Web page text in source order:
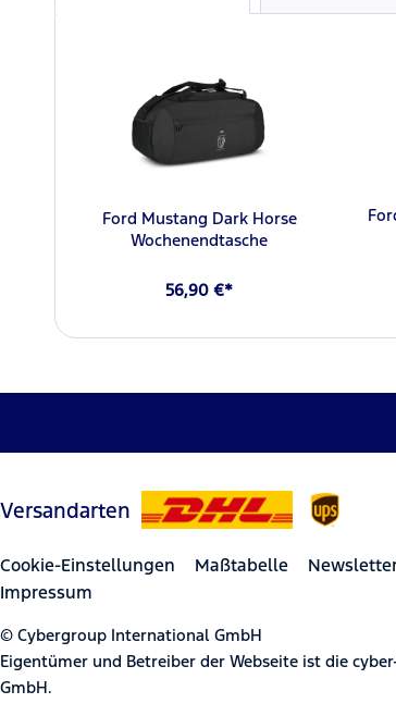
Ford Mustang Dark Horse
Wochenendtasche
56,90 €*
Versandarten
Cookie-Einstellungen Maßtabelle
Impressum
© Cybergroup International GmbH
Eigentümer und Betreiber der Webseite ist die
GmbH.